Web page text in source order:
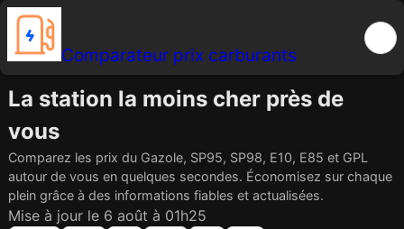
Comparateur prix carburants
La station la moins cher près de
vous
Comparez les prix du Gazole, SP95, SP98, E10, E85 et GPL
autour de vous en quelques secondes. Économisez sur chaque
plein grâce à des informations fiables et actualisées.
Mise à jour le 6 août à 01h25